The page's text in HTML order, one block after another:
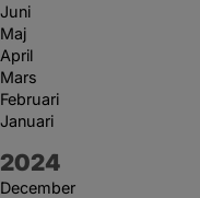
Juni
Maj
April
Mars
Februari
Januari
År:
2024
December